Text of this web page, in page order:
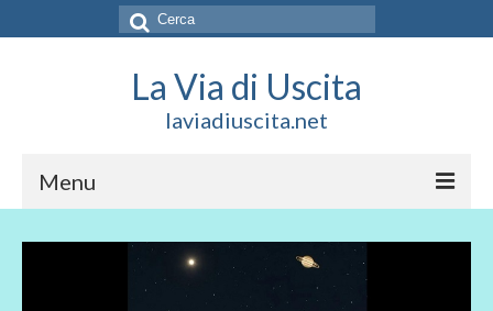
Cerca:
La Via di Uscita
laviadiuscita.net
Menu
HOME